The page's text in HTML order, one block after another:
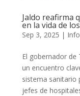
Jaldo reafirma
en la vida de
Sep 3, 2025 |
El gobernador de
un encuentro
sistema sanitario
jefes de